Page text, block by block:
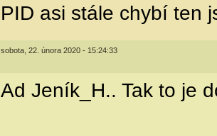
PID asi stále chybí ten
sobota, 22. února 2020 - 15:24:33
Ad Jeník_H.. Tak to je